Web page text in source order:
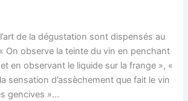
de la dégustation sont dispensés au
On observe la teinte du vin en penchant
en observant le liquide sur la frange », «
sensation d’assèchement que fait le vin
gencives »…